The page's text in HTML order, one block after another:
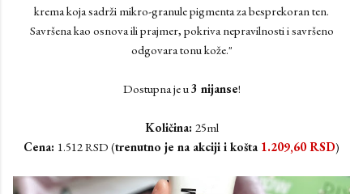
krema koja sadrži mikro-granule pigmenta za besprekoran ten.
Savršena kao osnova ili prajmer, pokriva nepravilnosti i savršeno
odgovara tonu kože."
Dostupna je u3 nijanse!
Količina: 25ml
Cena: 1.512 RSD (trenutno je na akciji i košta 1.209,60 RSD)